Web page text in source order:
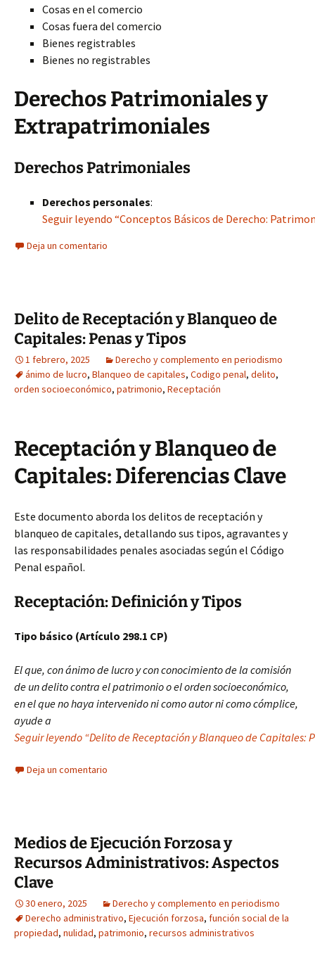
Cosas en el comercio
Cosas fuera del comercio
Bienes registrables
Bienes no registrables
Derechos Patrimoniales y
Extrapatrimoniales
Derechos Patrimoniales
Derechos personales:
Seguir leyendo “Conceptos Básicos de Derecho:
Deja un comentario
Delito de Receptación y Blanqueo de
Capitales: Penas y Tipos
1 febrero, 2025
Derecho y complemento en periodismo
ánimo de lucro, Blanqueo de capitales, Codigo penal, delito,
orden socioeconómico, patrimonio, Receptación
Receptación y Blanqueo de
Capitales: Diferencias Clave
Este documento aborda los delitos de receptación y
blanqueo de capitales, detallando sus tipos, agravantes y
las responsabilidades penales asociadas según el Código
Penal español.
Receptación: Definición y Tipos
Tipo básico (Artículo 298.1 CP)
El que, con ánimo de lucro y con conocimiento de la comisión
de un delito contra el patrimonio o el orden socioeconómico,
en el que no haya intervenido ni como autor ni como cómplice,
ayude a
Seguir leyendo “Delito de Receptación y Blanqueo de Capitales:
Deja un comentario
Medios de Ejecución Forzosa y
Recursos Administrativos: Aspectos
Clave
30 enero, 2025
Derecho y complemento en periodismo
Derecho administrativo, Ejecución forzosa, función social de la
propiedad, nulidad, patrimonio, recursos administrativos